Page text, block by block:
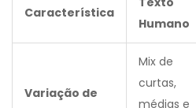
Característica
Humano
Variação de
Mix de
curtas,
médias e